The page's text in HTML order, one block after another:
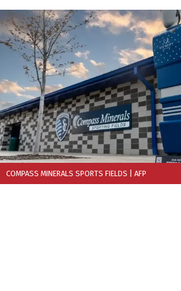
COMPASS MINERALS SPORTS FIELDS | AFP